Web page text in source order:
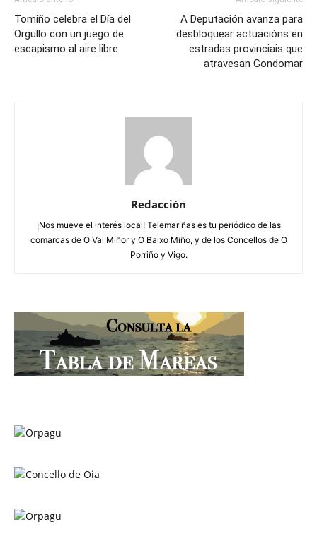
Tomiño celebra el Día del
Orgullo con un juego de
escapismo al aire libre
A Deputación avanza para
desbloquear actuacións en
estradas provinciais que
atravesan Gondomar
Redacción
¡Nos mueve el interés local! Telemariñas es tu periódico de las
comarcas de O Val Miñor y O Baixo Miño, y de los Concellos de O
Porriño y Vigo.